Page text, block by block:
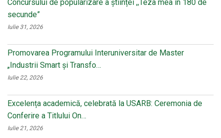
Concursului de popularizare a științei ,,Teza mea în 180 de
secunde”
Iulie 31, 2026
Promovarea Programului Interuniversitar de Master
„Industrii Smart și Transfo…
Iulie 22, 2026
Excelența academică, celebrată la USARB: Ceremonia de
Conferire a Titlului On…
Iulie 21, 2026